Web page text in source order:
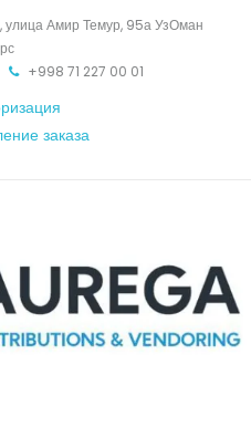
улица Амир Темур, 95а УзОман
+998 71 227 00 01
заказа